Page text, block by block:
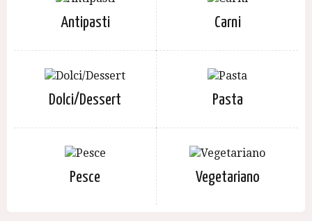
Antipasti Carni
Dolci/Dessert Pasta
Pesce Vegetariano